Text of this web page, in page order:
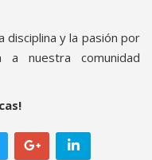
y la pasión por
a nuestra comunidad